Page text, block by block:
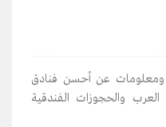
ومعلومات عن أحسن فنادق
العرب والحجوزات الفندقية